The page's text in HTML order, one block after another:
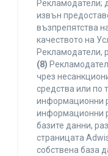
Рекламодатели;
извън
възпрепятства
качеството на
Рекламодатели,
(8)
чрез
средства или по
информационни
информационни
базите данни,
страницата
собствена база